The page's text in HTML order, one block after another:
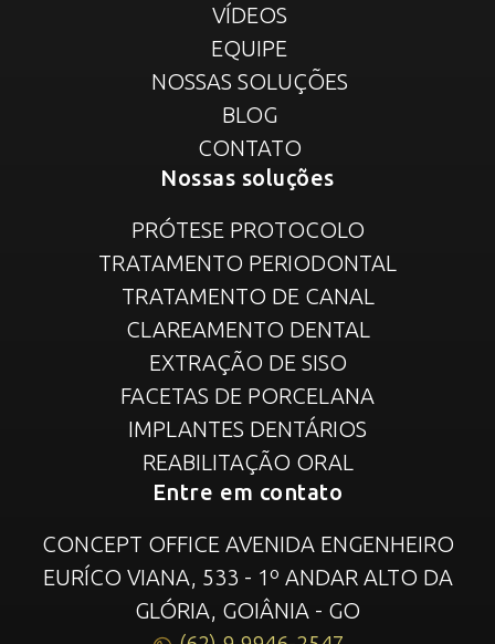
VÍDEOS
EQUIPE
NOSSAS SOLUÇÕES
BLOG
CONTATO
Nossas soluções
PRÓTESE PROTOCOLO
TRATAMENTO PERIODONTAL
TRATAMENTO DE CANAL
CLAREAMENTO DENTAL
EXTRAÇÃO DE SISO
FACETAS DE PORCELANA
IMPLANTES DENTÁRIOS
REABILITAÇÃO ORAL
Entre em contato
CONCEPT OFFICE AVENIDA ENGENHEIRO
EURÍCO VIANA, 533 - 1º ANDAR ALTO DA
GLÓRIA, GOIÂNIA - GO